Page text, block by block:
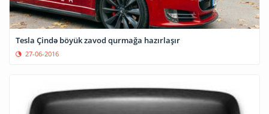
Tesla Çində böyük zavod qurmağa hazırlaşır
27-06-2016